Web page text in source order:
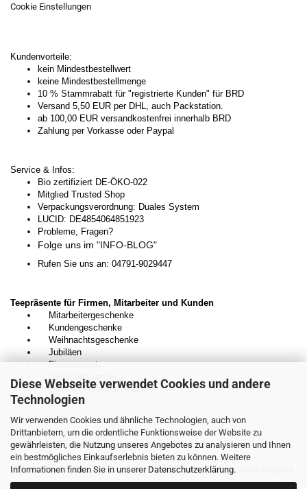
Diese Webseite verwendet Cookies und andere
Technologien
Wir verwenden Cookies und ähnliche Technologien, auch von
Drittanbietern, um die ordentliche Funktionsweise der Website zu
gewährleisten, die Nutzung unseres Angebotes zu analysieren und Ihnen
ein bestmögliches Einkaufserlebnis bieten zu können. Weitere
Informationen finden Sie in unserer Datenschutzerklärung.
Cookie Einstellungen
Kundenvorteile:
kein Mindestbestellwert
keine Mindestbestellmenge
10 % Stammrabatt für "registrierte Kunden" für BRD
Versand 5,50 EUR per DHL, auch Packstation.
ab 100,00 EUR versandkostenfrei innerhalb BRD
Zahlung per Vorkasse oder Paypal
Service & Infos:
Bio zertifiziert DE-ÖKO-022
Mitglied Trusted Shop
Verpackungsverordnung: Duales System
LUCID: DE4854064851923
Probleme, Fragen?
Folge uns im "INFO-BLOG"
Rufen Sie uns an: 04791-9029447
Teepräsente für Firmen, Mitarbeiter und Kunden
Mitarbeitergeschenke
Kundengeschenke
Weihnachtsgeschenke
Jubiläen
Firmenevents
Geschäftspartner
Dankeschön-Geschenke
Kontaktieren Sie uns unverbindlich:
E-Mail:kontakt.teedesnordens@gmail.com
Wir beraten Sie gerne persönlich und erstellen ein individuelles Angebot.